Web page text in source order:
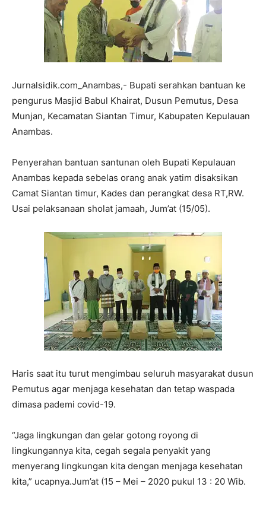
Jurnalsidik.com_Anambas,- Bupati serahkan bantuan ke
pengurus Masjid Babul Khairat, Dusun Pemutus, Desa
Munjan, Kecamatan Siantan Timur, Kabupaten Kepulauan
Anambas.
Penyerahan bantuan santunan oleh Bupati Kepulauan
Anambas kepada sebelas orang anak yatim disaksikan
Camat Siantan timur, Kades dan perangkat desa RT,RW.
Usai pelaksanaan sholat jamaah, Jum’at (15/05).
Haris saat itu turut mengimbau seluruh masyarakat dusun
Pemutus agar menjaga kesehatan dan tetap waspada
dimasa pademi covid-19.
“Jaga lingkungan dan gelar gotong royong di
lingkungannya kita, cegah segala penyakit yang
menyerang lingkungan kita dengan menjaga kesehatan
kita,” ucapnya.Jum’at (15 – Mei – 2020 pukul 13 : 20 Wib.